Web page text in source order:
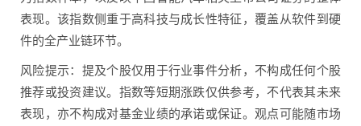
表现。该指数侧重于高科技与成长性特征，覆盖从软件到硬
件的全产业链环节。
风险提示：提及个股仅用于行业事件分析，不构成任何个股
推荐或投资建议。指数等短期涨跌仅供参考，不代表其未来
表现，亦不构成对基金业绩的承诺或保证。观点可能随市场